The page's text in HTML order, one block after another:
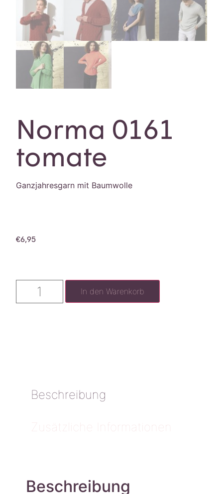
Norma 0161
tomate
Ganzjahresgarn mit Baumwolle
€6,95
In den Warenkorb
Beschreibung
Zusätzliche Informationen
Beschreibung